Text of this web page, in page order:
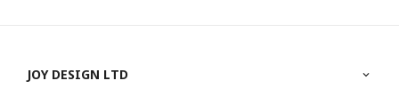
JOY DESIGN LTD